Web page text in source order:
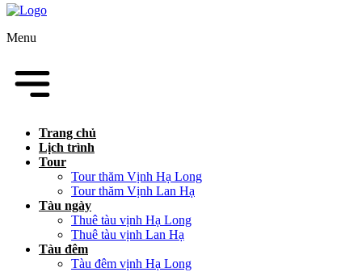
Menu
Trang chủ
Lịch trình
Tour
Tour thăm Vịnh Hạ Long
Tour thăm Vịnh Lan Hạ
Tàu ngày
Thuê tàu vịnh Hạ Long
Thuê tàu vịnh Lan Hạ
Tàu đêm
Tàu đêm vịnh Hạ Long